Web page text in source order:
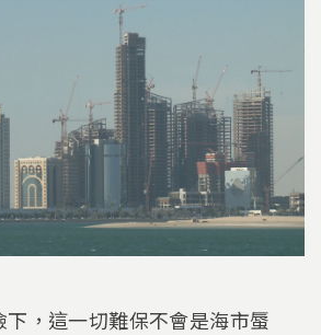
，這一切難保不會是海市蜃